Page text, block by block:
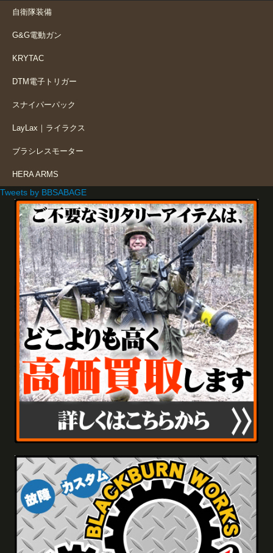
自衛隊装備
G&G電動ガン
KRYTAC
DTM電子トリガー
スナイパーパック
LayLax｜ライラクス
ブラシレスモーター
HERA ARMS
Tweets by BBSABAGE